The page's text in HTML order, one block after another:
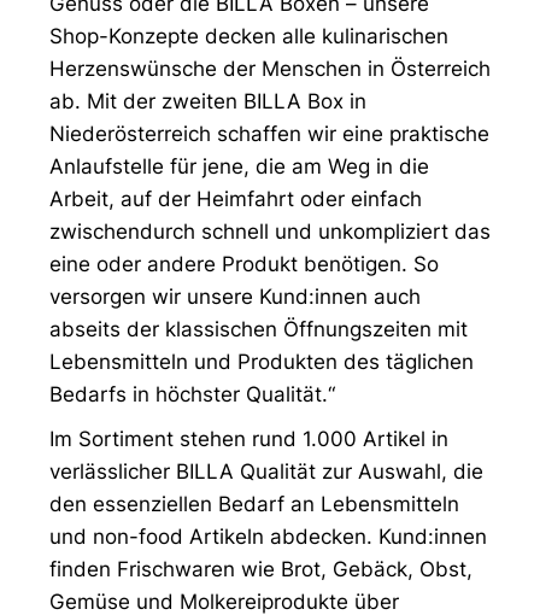
Shop-Konzepte decken alle kulinarischen
Herzenswünsche der Menschen in Österreich
ab. Mit der zweiten BILLA Box in
Niederösterreich schaffen wir eine praktische
Anlaufstelle für jene, die am Weg in die
Arbeit, auf der Heimfahrt oder einfach
zwischendurch schnell und unkompliziert das
eine oder andere Produkt benötigen. So
versorgen wir unsere Kund:innen auch
abseits der klassischen Öffnungszeiten mit
Lebensmitteln und Produkten des täglichen
Bedarfs in höchster Qualität.“
Im Sortiment stehen rund 1.000 Artikel in
verlässlicher BILLA Qualität zur Auswahl, die
den essenziellen Bedarf an Lebensmitteln
und non-food Artikeln abdecken. Kund:innen
finden Frischwaren wie Brot, Gebäck, Obst,
Gemüse und Molkereiprodukte über